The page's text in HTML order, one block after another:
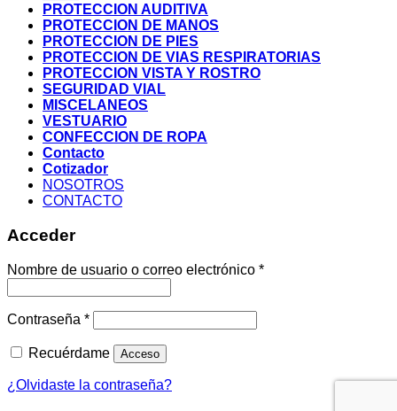
PROTECCION AUDITIVA
PROTECCION DE MANOS
PROTECCION DE PIES
PROTECCION DE VIAS RESPIRATORIAS
PROTECCION VISTA Y ROSTRO
SEGURIDAD VIAL
MISCELANEOS
VESTUARIO
CONFECCION DE ROPA
Contacto
Cotizador
NOSOTROS
CONTACTO
Acceder
Nombre de usuario o correo electrónico *
Contraseña *
Recuérdame Acceso
¿Olvidaste la contraseña?